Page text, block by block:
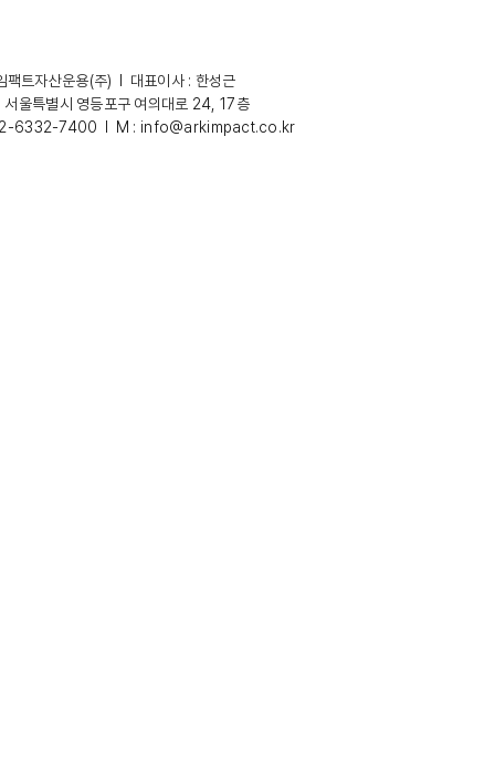
팩트자산운용(주) l 대표이사 : 한성근
서울특별시 영등포구 여의대로 24, 17층
6332-7400 l M : info@arkimpact.co.kr